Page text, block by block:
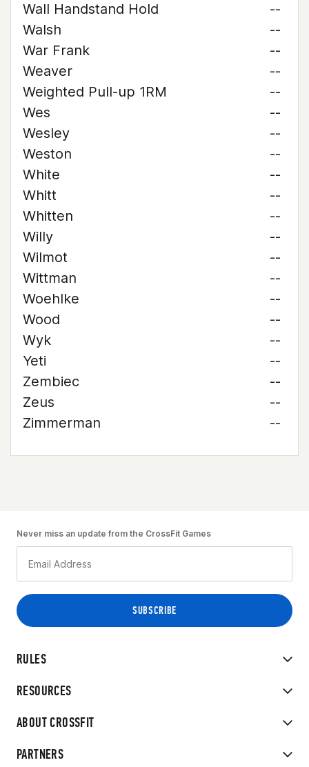
Wall Handstand Hold
--
Walsh
--
War Frank
--
Weaver
--
Weighted Pull-up 1RM
--
Wes
--
Wesley
--
Weston
--
White
--
Whitt
--
Whitten
--
Willy
--
Wilmot
--
Wittman
--
Woehlke
--
Wood
--
Wyk
--
Yeti
--
Zembiec
--
Zeus
--
Zimmerman
--
RULES
RESOURCES
ABOUT CROSSFIT
PARTNERS
Never miss an update from the CrossFit Games